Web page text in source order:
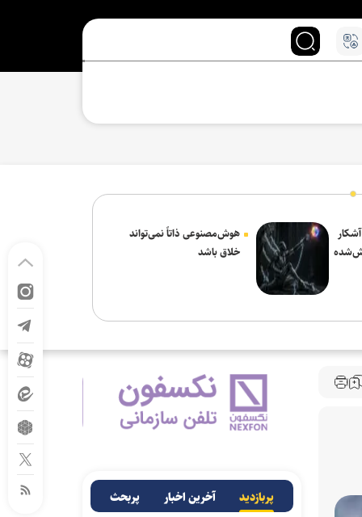
هوش‌مصنوعی ذاتاً نمی‌تواند
خلاق باشد
پربازدید آخرین اخبار پربحث